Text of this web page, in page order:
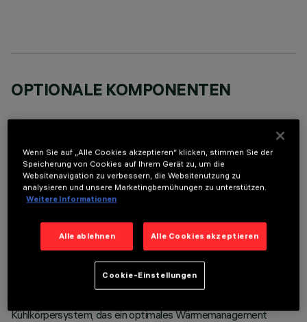
OPTIONALE KOMPONENTEN
TECHNISCHE DATEN
Kompakter Strahler komplett mit Adapter für die Installation auf
Kühlkörpersystem, das ein optimales Wärmemanagement
Wenn Sie auf „Alle Cookies akzeptieren“ klicken, stimmen Sie der
Speicherung von Cookies auf Ihrem Gerät zu, um die
Websitenavigation zu verbessern, die Websitenutzung zu
analysieren und unsere Marketingbemühungen zu unterstützen.
Weitere Informationen
Alle ablehnen Alle Cookies akzeptieren
Cookie-Einstellungen